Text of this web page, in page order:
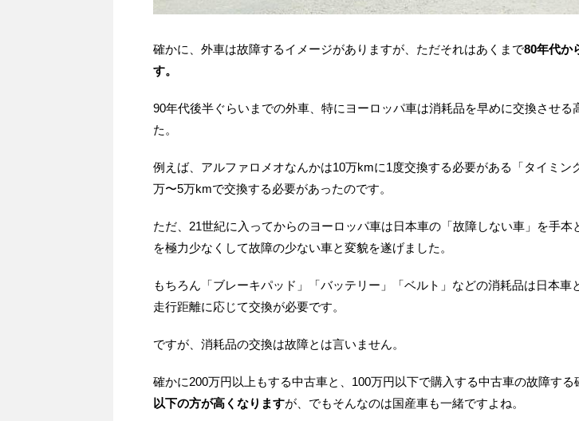
確かに、外車は故障するイメージがありますが、ただそれはあくまで80年代か
す。
90年代後半ぐらいまでの外車、特にヨーロッパ車は消耗品を早めに交換させる
た。
例えば、アルファロメオなんかは10万kmに1度交換する必要がある「タイミン
万〜5万kmで交換する必要があったのです。
ただ、21世紀に入ってからのヨーロッパ車は日本車の「故障しない車」を手本
を極力少なくして故障の少ない車と変貌を遂げました。
もちろん「ブレーキパッド」「バッテリー」「ベルト」などの消耗品は日本車
走行距離に応じて交換が必要です。
ですが、消耗品の交換は故障とは言いません。
確かに200万円以上もする中古車と、100万円以下で購入する中古車の故障する
以下の方が高くなりますが、でもそんなのは国産車も一緒ですよね。